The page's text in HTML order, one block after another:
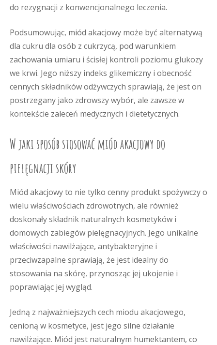
do rezygnacji z konwencjonalnego leczenia.
Podsumowując, miód akacjowy może być alternatywą
dla cukru dla osób z cukrzycą, pod warunkiem
zachowania umiaru i ścisłej kontroli poziomu glukozy
we krwi. Jego niższy indeks glikemiczny i obecność
cennych składników odżywczych sprawiają, że jest on
postrzegany jako zdrowszy wybór, ale zawsze w
kontekście zaleceń medycznych i dietetycznych.
W jaki sposób stosować miód akacjowy do
pielęgnacji skóry
Miód akacjowy to nie tylko cenny produkt spożywczy o
wielu właściwościach zdrowotnych, ale również
doskonały składnik naturalnych kosmetyków i
domowych zabiegów pielęgnacyjnych. Jego unikalne
właściwości nawilżające, antybakteryjne i
przeciwzapalne sprawiają, że jest idealny do
stosowania na skórę, przynosząc jej ukojenie i
poprawiając jej wygląd.
Jedną z najważniejszych cech miodu akacjowego,
cenioną w kosmetyce, jest jego silne działanie
nawilżające. Miód jest naturalnym humektantem, co